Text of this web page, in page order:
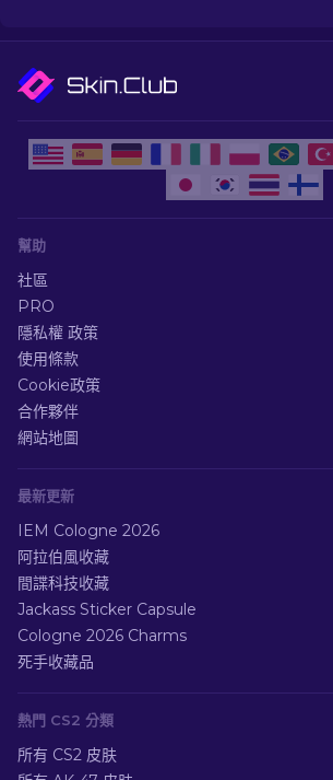
幫助
社區
PRO
隱私權 政策
使用條款
Cookie政策
合作夥伴
網站地圖
最新更新
IEM Cologne 2026
阿拉伯風收藏
間諜科技收藏
Jackass Sticker Capsule
Cologne 2026 Charms
死手收藏品
熱門 CS2 分類
所有 CS2 皮肤